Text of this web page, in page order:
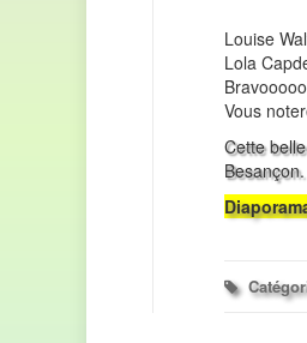
Louise
Lola
Vous
Cette